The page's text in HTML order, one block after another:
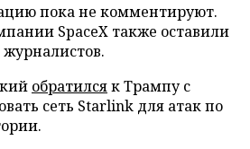
пока не комментируют.
SpaceX также оставили
журналистов.
обратилсяк Трампу с
сеть Starlink для атак по